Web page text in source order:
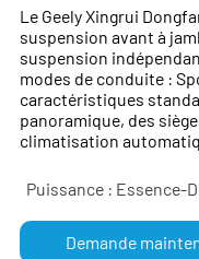
Le Geely Xingrui
suspension avant à
suspension
modes de conduite :
caractéristiques
panoramique, des
climatisation
Puissance : Essence-
Demande